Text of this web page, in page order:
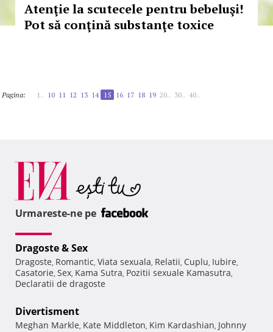
Atenţie la scutecele pentru bebeluşi!
Pot să conţină substanţe toxice
Pagina: 1.. 10 11 12 13 14 15 16 17 18 19 20.. 30.. 40..
Urmareste-ne pe
Dragoste & Sex
Dragoste, Romantic, Viata sexuala, Relatii, Cuplu, Iubire,
Casatorie, Sex, Kama Sutra, Pozitii sexuale Kamasutra,
Declaratii de dragoste
Divertisment
Meghan Markle, Kate Middleton, Kim Kardashian, Johnny